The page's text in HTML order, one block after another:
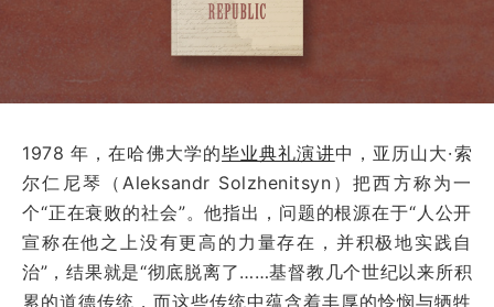
1978 年，在哈佛大学的毕业典礼演讲中，亚历山大·索
尔仁尼琴（Aleksandr Solzhenitsyn）把西方称为一
个“正在衰败的社会”。他指出，问题的根源在于“人公开
宣称在他之上没有更高的力量存在，并积极地实践自
治”，结果就是“彻底脱离了……基督教几个世纪以来所积
累的道德传统，而这些传统中蕴含着丰厚的怜悯与牺牲